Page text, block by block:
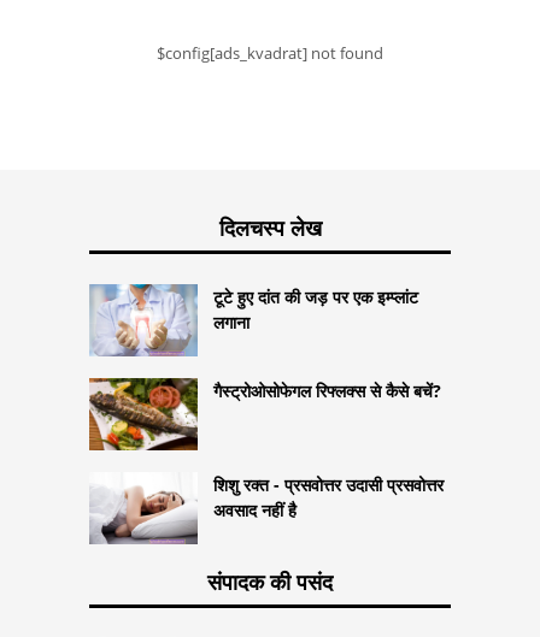
$config[ads_kvadrat] not found
दिलचस्प लेख
टूटे हुए दांत की जड़ पर एक इम्प्लांट
लगाना
गैस्ट्रोओसोफेगल रिफ्लक्स से कैसे बचें?
शिशु रक्त - प्रसवोत्तर उदासी प्रसवोत्तर
अवसाद नहीं है
संपादक की पसंद